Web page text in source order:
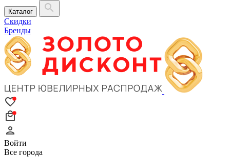
Каталог
Скидки
Бренды
Войти
Все города